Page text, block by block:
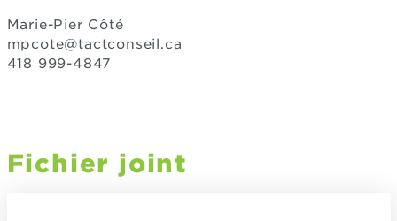
Marie-Pier Côté
mpcote@tactconseil.ca
418 999-4847
Fichier joint